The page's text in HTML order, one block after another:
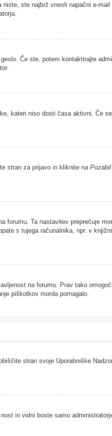
ste najbrž vnesli napačni e-
Če ste, potem kontaktirajte
kateri niso dosti časa aktivni. Če
stran za prijavo in kliknite na
Ta nastavitev preprečuje
s tujega računalnika, npr. v
na forumu. Prav tako
piškotkov morda pomagalo.
stran svoje Uporabniške
in vidni boste samo